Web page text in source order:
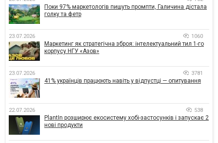
Поки 97% маркетологів пишуть промпти, Галичина дістала
голку та фетр
23.07.2026 1060
Маркетинг як стратегічна зброя: інтелектуальний тил 1-го
корпусу НГУ «Азов»
23.07.2026 3781
41% українців працюють навіть у відпустці — опитування
22.07.2026 538
PlantIn розширює екосистему хобі-застосунків і запускає 2
нові продукти